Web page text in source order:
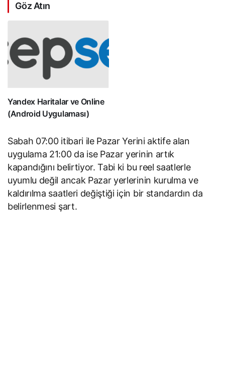
Göz Atın
Yandex Haritalar ve Online
(Android Uygulaması)
Sabah 07:00 itibari ile Pazar Yerini aktife alan
uygulama 21:00 da ise Pazar yerinin artık
kapandığını belirtiyor. Tabi ki bu reel saatlerle
uyumlu değil ancak Pazar yerlerinin kurulma ve
kaldırılma saatleri değiştiği için bir standardın da
belirlenmesi şart.